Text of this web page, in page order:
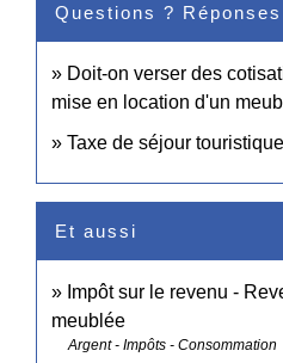
Questions ?
Doit-on verser des
mise en location d'un
Taxe de séjour
Et aussi
Impôt sur le revenu -
meublée
Argent - Impôts - Consommation